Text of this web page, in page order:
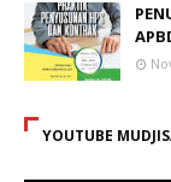
YOUTUBE